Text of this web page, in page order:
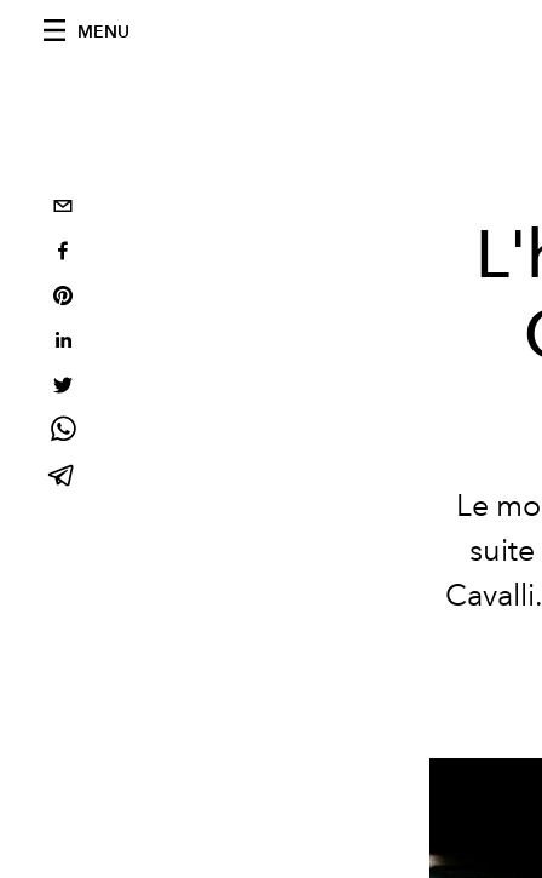
MENU
Le
suite